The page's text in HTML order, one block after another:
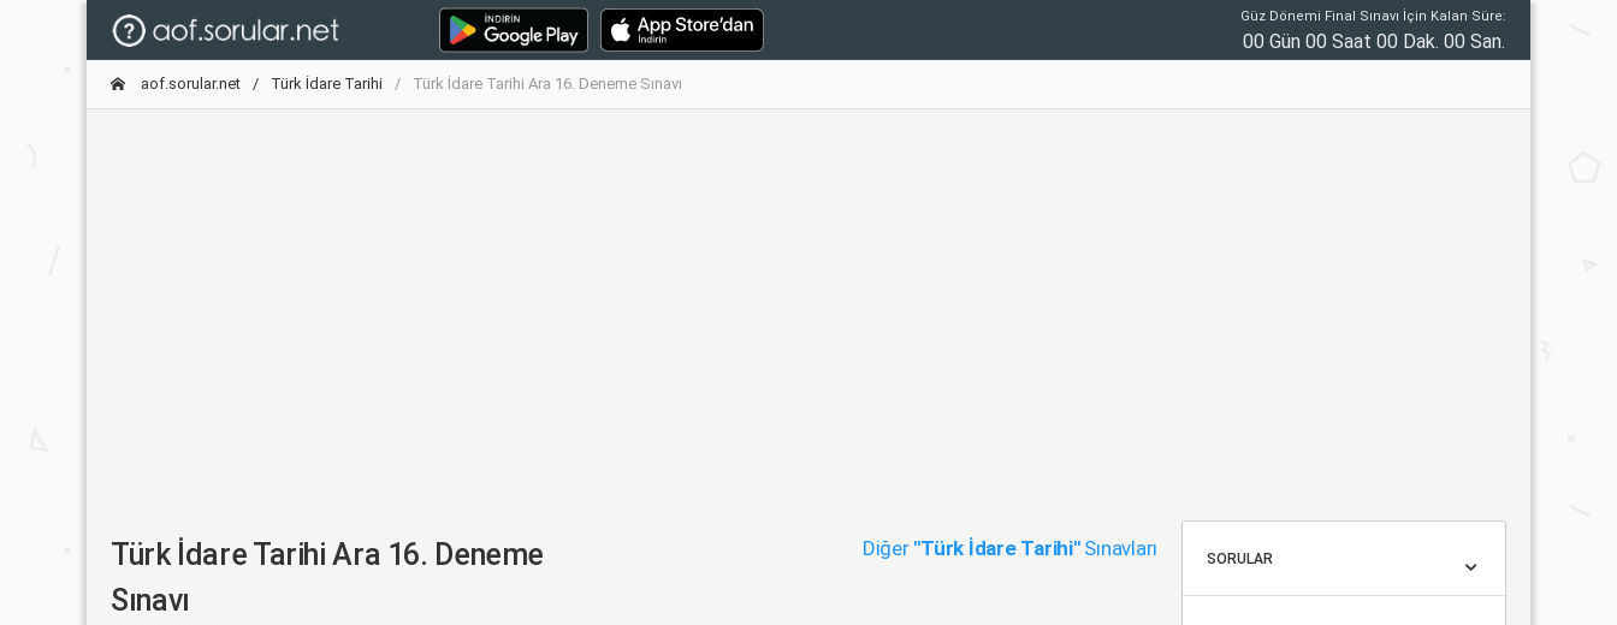
Güz Dönemi Final Sınavı İçin Kalan Süre:
00 Gün 00 Saat 00 Dak. 00 San.
aof.sorular.net Türk İdare Tarihi Türk İdare Tarihi Ara 16. Deneme Sınavı
Türk İdare Tarihi Ara 16. Deneme
Sınavı
Diğer "Türk İdare Tarihi"Sınavları SORULAR